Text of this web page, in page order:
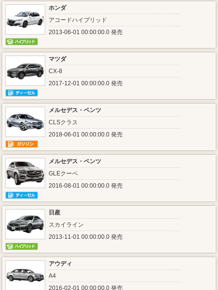
ホンダ
アコードハイブリッド
2013-06-01 00:00:00.0 発売
マツダ
CX-8
2017-12-01 00:00:00.0 発売
メルセデス・ベンツ
CLSクラス
2018-06-01 00:00:00.0 発売
メルセデス・ベンツ
GLEクーペ
2016-08-01 00:00:00.0 発売
日産
スカイライン
2013-11-01 00:00:00.0 発売
アウディ
A4
2016-02-01 00:00:00.0 発売